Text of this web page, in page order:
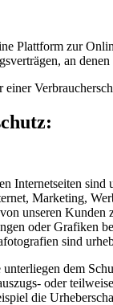
Plattform zur
an
Internetseiten
Marketing,
unseren
oder Grafiken
sind
dem
oder
die